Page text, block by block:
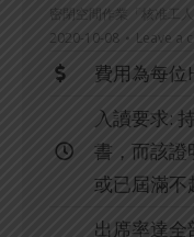
密閉空間作業「核准工
2020-10-08
Leave a
費用為每位
入讀要求:
書，而該證
或已屆滿不
出席率達